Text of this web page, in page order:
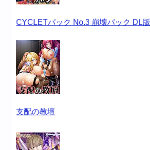
CYCLETパック No.3 崩壊パック DL版
支配の教壇